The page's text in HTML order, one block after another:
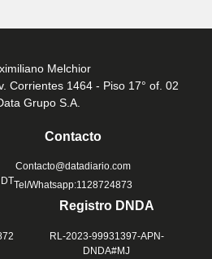
Melchior
Corrientes 1464 - Piso 17° of. 02
Grupo S.A.
Contacto
Contacto@datadiario.com
Tel/Whatsapp:1128724873
Registro DNDA
RL-2023-99931397-APN-
DNDA#MJ